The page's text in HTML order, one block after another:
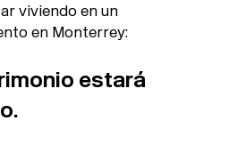
viviendo en un
en Monterrey:
estará